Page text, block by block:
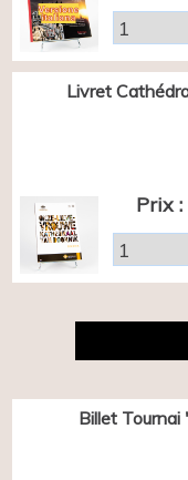
Livret
Prix :
Billet Tournai